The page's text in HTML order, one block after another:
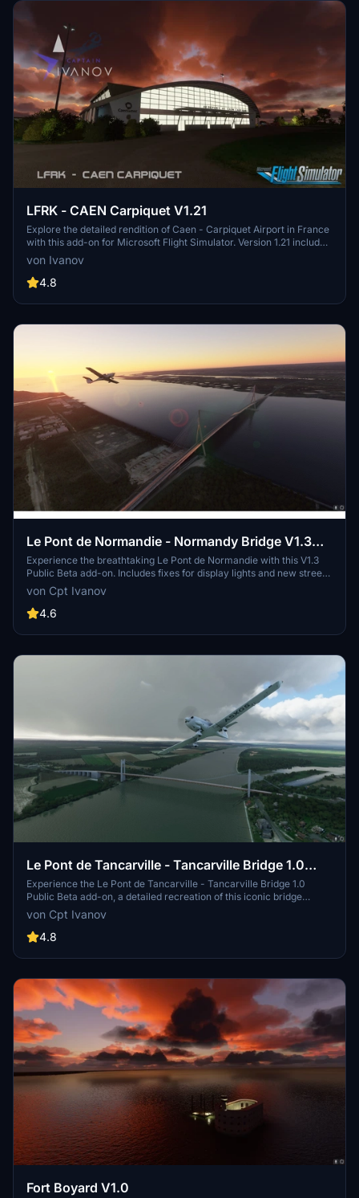
LFRK - CAEN Carpiquet V1.21
Explore the detailed rendition of Caen - Carpiquet Airport in France
with this add-on for Microsoft Flight Simulator. Version 1.21 includes
new features such as an Aeroclub and Hangar, enhancing the
airport environment. Immerse yourself in the scenery with
additional elements like the Firestation and old military base.
significant increase in passenger traffic in recent years.
von Ivanov
4.8
Le Pont de Normandie - Normandy Bridge V1.3
Public Beta
Experience the breathtaking Le Pont de Normandie with this V1.3
Public Beta add-on. Includes fixes for display lights and new street
lights for a more immersive flight experience. Explore Normandy
like never before in Microsoft Flight Simulator. By Cpt Ivanov. GPS
coordinates: 49°2541.7"N 0°1628.7"E.
von Cpt Ivanov
4.6
Le Pont de Tancarville - Tancarville Bridge 1.0
Public Beta
Experience the Le Pont de Tancarville - Tancarville Bridge 1.0
Public Beta add-on, a detailed recreation of this iconic bridge
located on the Seine in France, near the Normandy Bridge.
Installation is easy - simply copy the provided folders into your
community package folder. Created by Cpt Ivanov, enjoy this free
von Cpt Ivanov
4.8
Fort Boyard V1.0